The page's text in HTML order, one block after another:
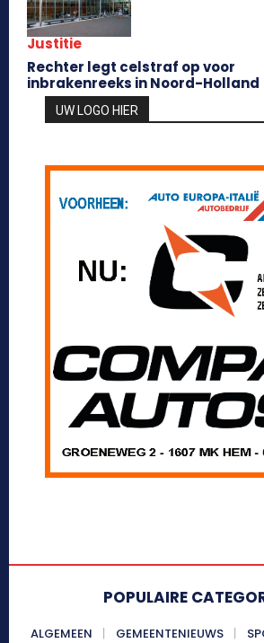
Justitie
Rechter legt celstraf op voor
inbrakenreeks in Noord-Holland
UW LOGO HIER
POPULAIRE
ALGEMEEN GEMEENTENIEUWS